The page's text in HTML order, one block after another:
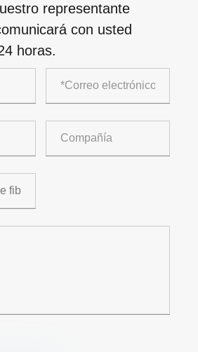
representante
con usted
horas.